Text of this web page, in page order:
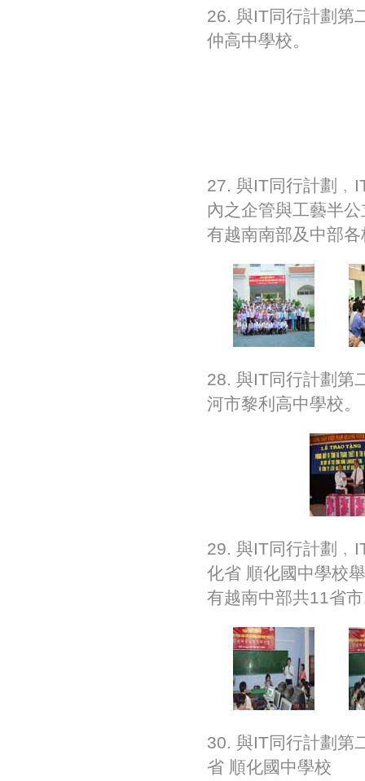
26. 與IT同行計劃第
仲高中學校。
27. 與IT同行計劃
內之企管與工藝半
有越南南部及中部各
28. 與IT同行計劃第
河市黎利高中學校。
29. 與IT同行計劃
化省 順化國中學校
有越南中部共11省
30. 與IT同行計劃第
省 順化國中學校